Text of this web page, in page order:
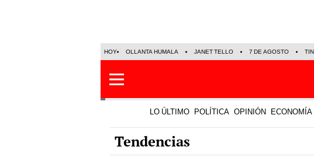
HOY OLLANTA HUMALA JANET TELLO 7 DE AGOSTO
LO ÚLTIMO POLÍTICA OPINIÓN ECONOMÍA
Tendencias